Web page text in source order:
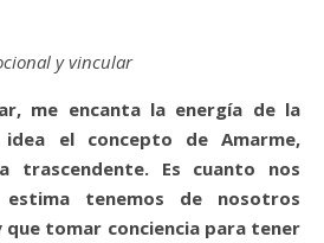
y vincular
me encanta la energía de la
el concepto de Amarme,
trascendente. Es cuanto nos
tenemos de nosotros
que tomar conciencia para tener